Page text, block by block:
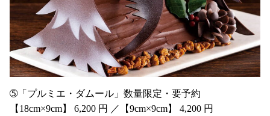
➄「プルミエ・ダムール」数量限定・要予約
【18cm×9cm】 6,200 円 ／【9cm×9cm】 4,200 円